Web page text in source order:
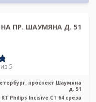
ПР. ШАУМЯНА Д. 51
5
проспект Шаумяна
д. 51
КТ Philips Incisive CT 64 среза